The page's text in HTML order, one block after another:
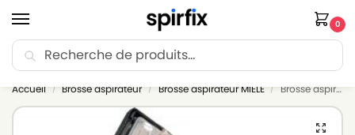
0
🚚 Livraison Point Relais offerte dès 30€ d’achat.
Accueil / Brosse aspirateur / Brosse aspirateur MIELE / Brosse aspirateur compatible avec MIELE S4 ECOLINE – Diamètre 35mm